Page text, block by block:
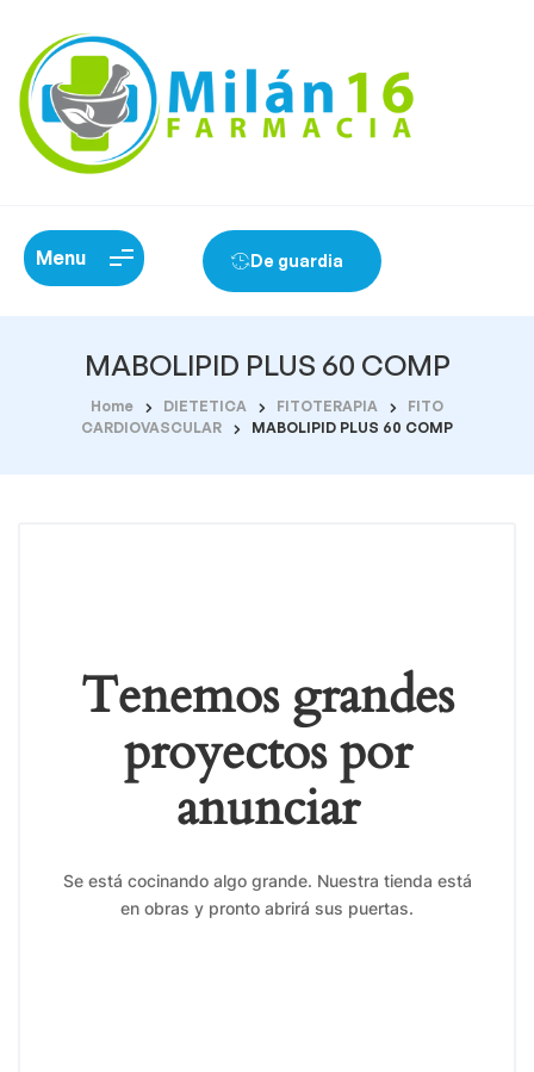
Menu De guardia
MABOLIPID PLUS 60 COMP
Home DIETETICA FITOTERAPIA
FITO
CARDIOVASCULAR
MABOLIPID PLUS 60 COMP
Tenemos grandes
proyectos por
anunciar
Se está cocinando algo grande. Nuestra tienda está
en obras y pronto abrirá sus puertas.